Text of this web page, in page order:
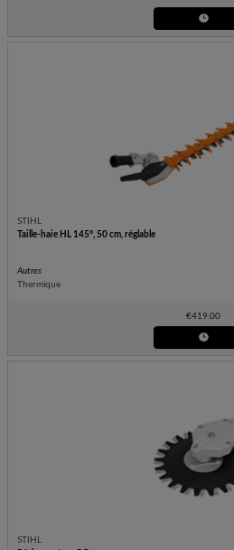
STIHL
Taille-haie HL 145°, 50 cm, réglable
Autres
Thermique
€419.00
STIHL